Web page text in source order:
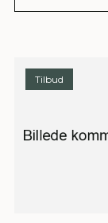
Tilbud